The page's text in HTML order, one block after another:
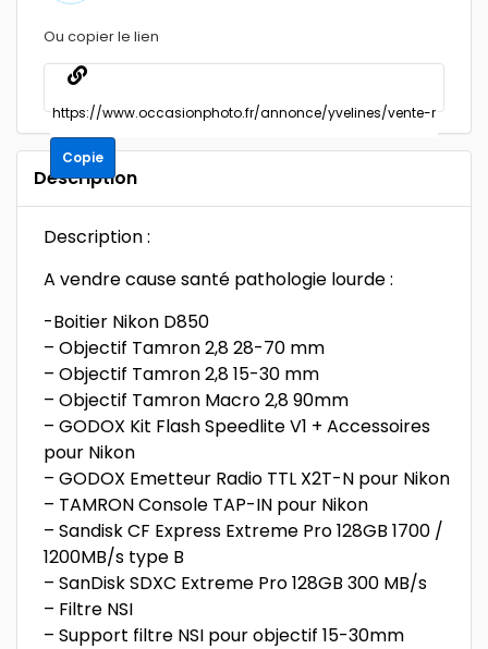
Ou copier le lien
Copie
Description
Description :
A vendre cause santé pathologie lourde :
-Boitier Nikon D850
– Objectif Tamron 2,8 28-70 mm
– Objectif Tamron 2,8 15-30 mm
– Objectif Tamron Macro 2,8 90mm
– GODOX Kit Flash Speedlite V1 + Accessoires
pour Nikon
– GODOX Emetteur Radio TTL X2T-N pour Nikon
– TAMRON Console TAP-IN pour Nikon
– Sandisk CF Express Extreme Pro 128GB 1700 /
1200MB/s type B
– SanDisk SDXC Extreme Pro 128GB 300 MB/s
– Filtre NSI
– Support filtre NSI pour objectif 15-30mm